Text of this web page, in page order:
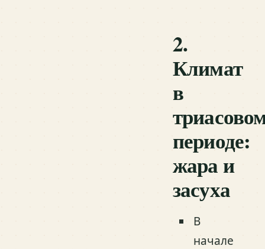
2.
Климат
в
периоде:
жара и
засуха
В
начале